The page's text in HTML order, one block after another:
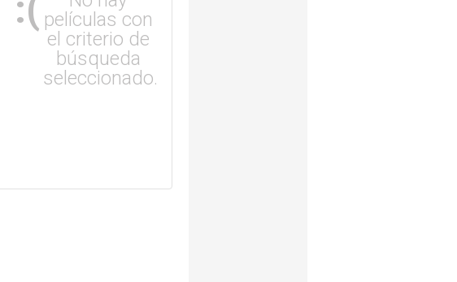
:( películas con
el criterio de
búsqueda
seleccionado.